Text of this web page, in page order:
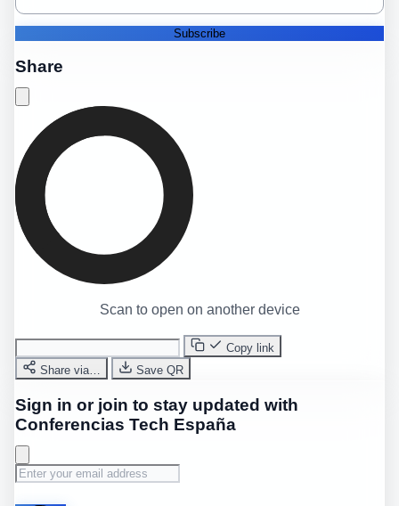
Subscribe
Share
Scan to open on another device
Copy link
Share via…
Save QR
Sign in or join to stay updated with
Conferencias Tech España